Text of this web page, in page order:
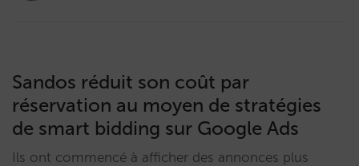
Sandos réduit son coût par
réservation au moyen de stratégies
de smart bidding sur Google Ads
Ils ont commencé à afficher des annonces plus